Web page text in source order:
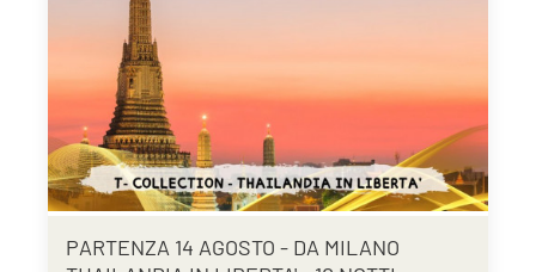
PARTENZA 14 AGOSTO - DA MILANO